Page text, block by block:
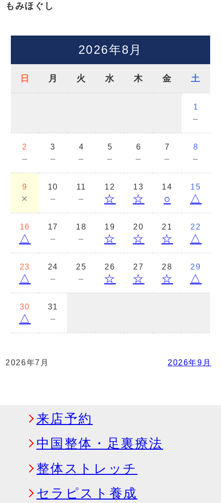
もみほぐし
2026年8月
日 月 火 水 木 金 土
1
－
2
－
3
－
4
－
5
－
6
－
7
－
8
－
9
×
10
－
11
－
12
☆
13
☆
14
○
15
△
16
△
17
－
18
－
19
☆
20
☆
21
☆
22
△
23
△
24
－
25
－
26
☆
27
☆
28
☆
29
△
30
△
31
－
2026年7月 2026年9月
来店予約
中国整体・足裏療法
整体ストレッチ
セラピスト養成